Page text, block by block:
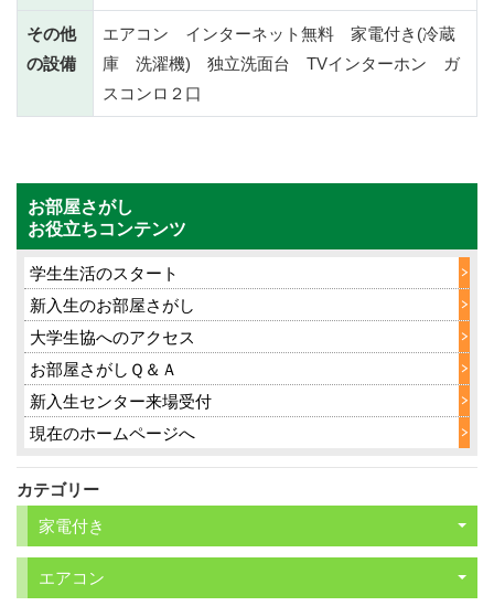
その他
の設備
エアコン インターネット無料 家電付き(冷蔵
庫 洗濯機) 独立洗面台 TVインターホン ガ
スコンロ２口
お部屋さがし
お役立ちコンテンツ
学生生活のスタート
新入生のお部屋さがし
大学生協へのアクセス
お部屋さがしＱ＆Ａ
新入生センター来場受付
現在のホームページへ
カテゴリー
家電付き
エアコン